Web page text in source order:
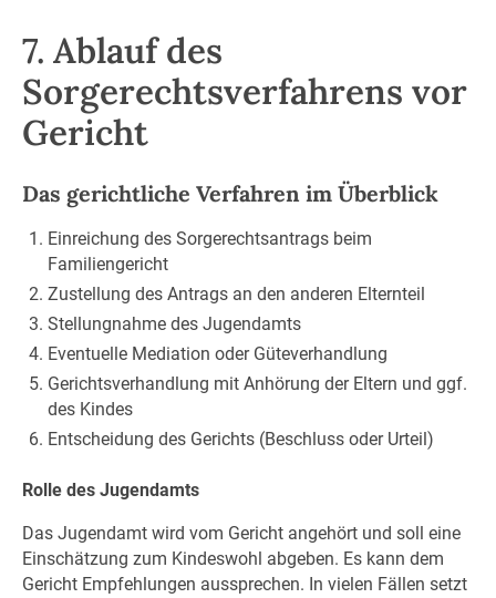
7. Ablauf des
Sorgerechtsverfahrens vor
Gericht
Das gerichtliche Verfahren im Überblick
Einreichung des Sorgerechtsantrags beim
Familiengericht
Zustellung des Antrags an den anderen Elternteil
Stellungnahme des Jugendamts
Eventuelle Mediation oder Güteverhandlung
Gerichtsverhandlung mit Anhörung der Eltern und ggf.
des Kindes
Entscheidung des Gerichts (Beschluss oder Urteil)
Rolle des Jugendamts
Das Jugendamt wird vom Gericht angehört und soll eine
Einschätzung zum Kindeswohl abgeben. Es kann dem
Gericht Empfehlungen aussprechen. In vielen Fällen setzt